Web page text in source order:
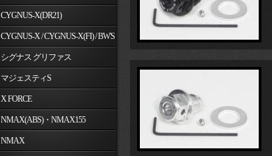
CYGNUS-X(DR21)
CYGNUS-X / CYGNUS-X(FI) / BW'S
シグナス グリファス
マジェスティS
X FORCE
NMAX(ABS)・NMAX155
NMAX